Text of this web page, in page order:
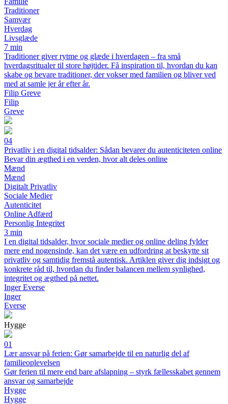
Traditioner
Samvær
Hverdag
Livsglæde
7 min
Traditioner giver rytme og glæde i hverdagen – fra små
hverdagsritualer til store højtider. Få inspiration til, hvordan du kan
skabe og bevare traditioner, der vokser med familien og bliver ved
med at samle jer år efter år.
Filip Greve
Filip
Greve
04
Privatliv i en digital tidsalder: Sådan bevarer du autenticiteten online
Bevar din ægthed i en verden, hvor alt deles online
Mænd
Mænd
Digitalt Privatliv
Sociale Medier
Autenticitet
Online Adfærd
Personlig Integritet
3 min
I en digital tidsalder, hvor sociale medier og online deling fylder
mere end nogensinde, kan det være en udfordring at beskytte sit
privatliv og samtidig fremstå autentisk. Artiklen giver dig indsigt og
konkrete råd til, hvordan du finder balancen mellem synlighed,
integritet og ægthed på nettet.
Inger Everse
Inger
Everse
Hygge
01
Lær ansvar på ferien: Gør samarbejde til en naturlig del af
familieoplevelsen
Gør ferien til mere end bare afslapning – styrk fællesskabet gennem
ansvar og samarbejde
Hygge
Hygge